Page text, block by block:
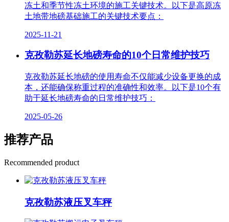
冻土和季节性冻土环境的施工关键技术。以下是高原冻
土地带地磅基础施工的关键技术要点：
2025-11-21
克孜勒苏延长地磅寿命的10个日常维护技巧
克孜勒苏延长地磅的使用寿命不仅能减少设备更换的成
本，还能确保称重过程的准确性和效率。以下是10个有
助于延长地磅寿命的日常维护技巧：
2025-05-26
推荐产品
Recommended product
克孜勒苏液压叉车秤